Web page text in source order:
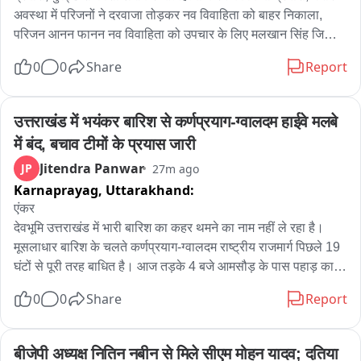
अवस्था में परिजनों ने दरवाजा तोड़कर नव विवाहिता को बाहर निकाला,
परिजन आनन फानन नव विवाहिता को उपचार के लिए मलखान सिंह जिला
कॉलेज के लिए किया रेफर, अलीगढ़ के थाना गांधी पार्क के इलाके के
0 0 Share Report
उत्तराखंड में भयंकर बारिश से कर्णप्रयाग-ग्वालदम हाईवे मलबे
में बंद, बचाव टीमों के प्रयास जारी
JP Jitendra Panwar 27m ago
Karnaprayag, Uttarakhand:
एंकर
देवभूमि उत्तराखंड में भारी बारिश का कहर थमने का नाम नहीं ले रहा है।
मूसलाधार बारिश के चलते कर्णप्रयाग-ग्वालदम राष्ट्रीय राजमार्ग पिछले 19
घंटों से पूरी तरह बाधित है। आज तड़के 4 बजे आमसौड़ के पास पहाड़ का
और चट्टानों के ढेर में तब्दील हो गया। पहाड़ी से चट्टान टूटने से बिजली
हुआ है। बीआरओ मार्ग को खोलने का प्रयास कर रहा है।
0 0 Share Report
बीजेपी अध्यक्ष नितिन नबीन से मिले सीएम मोहन यादव; दतिया